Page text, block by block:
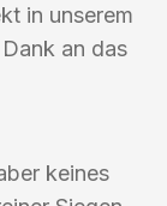
in unserem
an das
keines